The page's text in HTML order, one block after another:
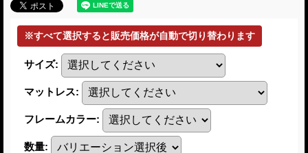
サイズ:
マットレス:
フレームカラー:
数量: